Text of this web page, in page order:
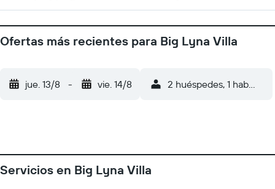
Ofertas más recientes para Big Lyna Villa
jue. 13/8 - vie. 14/8 2 huéspedes, 1
Servicios en Big Lyna Villa